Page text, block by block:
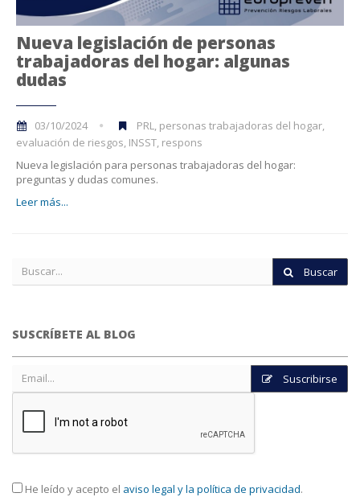
Nueva legislación de personas
trabajadoras del hogar: algunas
dudas
03/10/2024
PRL, personas trabajadoras del hogar,
evaluación de riesgos, INSST, respons
Nueva legislación para personas trabajadoras del hogar:
preguntas y dudas comunes.
Leer más...
Buscar
SUSCRÍBETE AL BLOG
Suscribirse
He leído y acepto el aviso legal y la política de privacidad.